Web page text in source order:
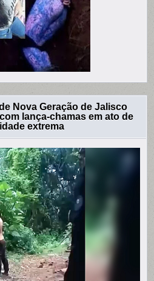
Nova Geração de Jalisco
lança-chamas em ato de
extrema